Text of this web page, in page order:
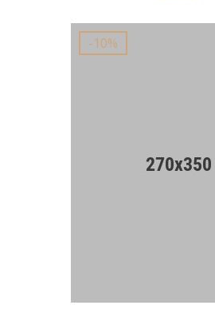
-10%